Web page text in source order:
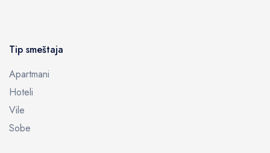
Tip smeštaja
Apartmani
Hoteli
Vile
Sobe